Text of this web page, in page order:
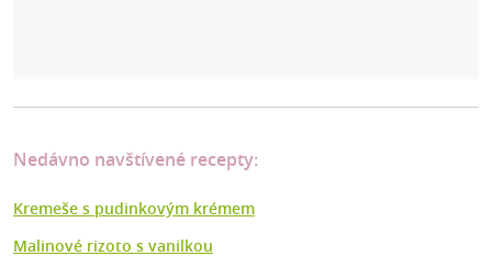
Nedávno navštívené recepty:
Kremeše s pudinkovým krémem
Malinové rizoto s vanilkou